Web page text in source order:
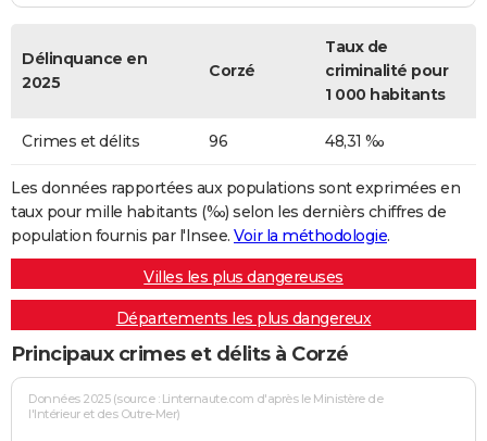
Délinquance en
2025
Corzé
Taux de
criminalité pour
1 000 habitants
Crimes et délits 96 48,31 ‰
Les données rapportées aux populations sont exprimées en
taux pour mille habitants (‰) selon les dernièrs chiffres de
population fournis par l'Insee. Voir la méthodologie.
Villes les plus dangereuses
Départements les plus dangereux
Principaux crimes et délits à Corzé
Données 2025 (source : Linternaute.com d'après le Ministère de
l'Intérieur et des Outre-Mer)